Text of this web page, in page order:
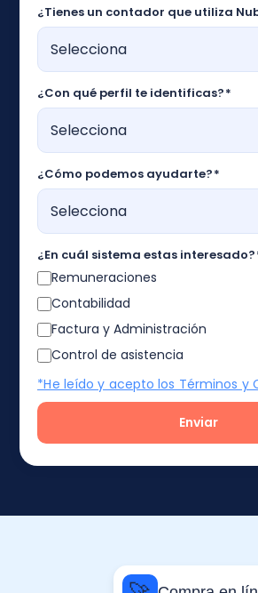
¿Tienes un contador que utiliza
¿Con qué perfil te identificas?*
¿Cómo podemos ayudarte?*
¿En cuál sistema estas interesado?
Remuneraciones
Contabilidad
Factura y Administración
Control de asistencia
*He leído y acepto los Términos y